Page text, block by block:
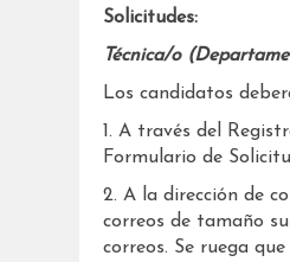
Solicitudes:
Técnica/o
Los candidatos
1. A través del
Formulario de
2. A la dirección de
correos de tamaño
correos. Se ruega